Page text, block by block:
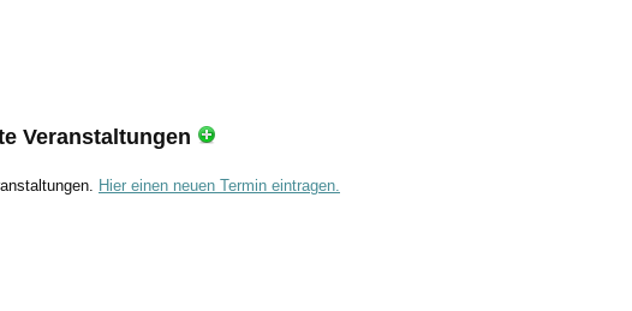
Veranstaltungen
Hier einen neuen Termin eintragen.